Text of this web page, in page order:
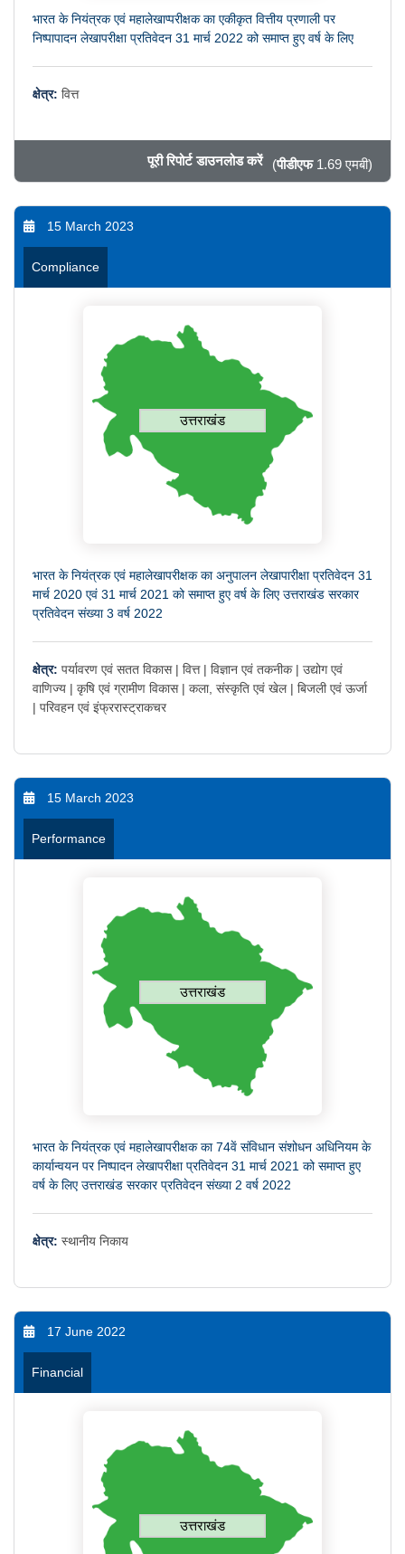
भारत के नियंत्रक एवं महालेखाप्परीक्षक का एकीकृत वित्तीय प्रणाली पर
निष्पापादन लेखापरीक्षा प्रतिवेदन 31 मार्च 2022 को समाप्त हुए वर्ष के लिए
क्षेत्र: वित्त
पूरी रिपोर्ट डाउनलोड करें (पीडीएफ1.69 एमबी)
15 March 2023
Compliance
उत्तराखंड
भारत के नियंत्रक एवं महालेखापरीक्षक का अनुपालन लेखापारीक्षा प्रतिवेदन 31
मार्च 2020 एवं 31 मार्च 2021 को समाप्त हुए वर्ष के लिए उत्तराखंड सरकार
प्रतिवेदन संख्या 3 वर्ष 2022
क्षेत्र: पर्यावरण एवं सतत विकास | वित्त | विज्ञान एवं तकनीक | उद्योग एवं
वाणिज्य | कृषि एवं ग्रामीण विकास | कला, संस्कृति एवं खेल | बिजली एवं ऊर्जा
| परिवहन एवं इंफ्ररास्ट्राकचर
15 March 2023
Performance
उत्तराखंड
भारत के नियंत्रक एवं महालेखापरीक्षक का 74वें संविधान संशोधन अधिनियम के
कार्यान्वयन पर निष्पादन लेखापरीक्षा प्रतिवेदन 31 मार्च 2021 को समाप्त हुए
वर्ष के लिए उत्तराखंड सरकार प्रतिवेदन संख्या 2 वर्ष 2022
क्षेत्र: स्थानीय निकाय
17 June 2022
Financial
उत्तराखंड